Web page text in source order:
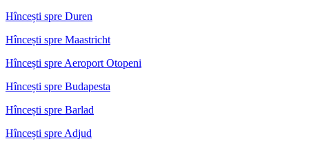
Hîncești spre Duren
Hîncești spre Maastricht
Hîncești spre Aeroport Otopeni
Hîncești spre Budapesta
Hîncești spre Barlad
Hîncești spre Adjud